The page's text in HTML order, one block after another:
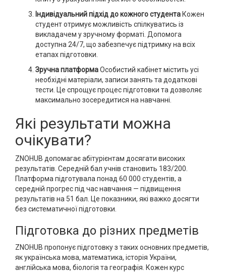
Індивідуальний підхід до кожного студента Кожен
студент отримує можливість спілкуватись із
викладачем у зручному форматі. Допомога
доступна 24/7, що забезпечує підтримку на всіх
етапах підготовки.
Зручна платформаОсобистий кабінет містить усі
необхідні матеріали, записи занять та додаткові
тести. Це спрощує процес підготовки та дозволяє
максимально зосередитися на навчанні.
Які результати можна
очікувати?
ZNOHUB допомагає абітурієнтам досягати високих
результатів. Середній бал учнів становить 183/200.
Платформа підготувала понад 60 000 студентів, а
середній прогрес під час навчання — підвищення
результатів на 51 бал. Це показники, які важко досягти
без систематичної підготовки.
Підготовка до різних предметів
ZNOHUB пропонує підготовку з таких основних предметів,
як українська мова, математика, історія України,
англійська мова, біологія та географія. Кожен курс